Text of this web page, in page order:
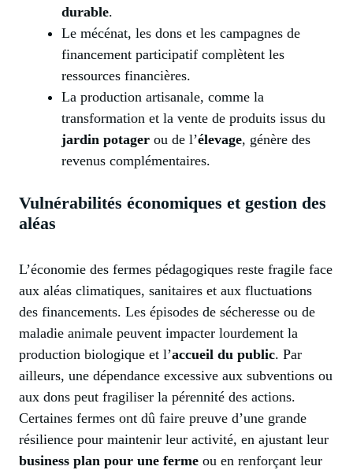
durable.
Le mécénat, les dons et les campagnes de
financement participatif complètent les
ressources financières.
La production artisanale, comme la
transformation et la vente de produits issus du
jardin potager ou de l’élevage, génère des
revenus complémentaires.
Vulnérabilités économiques et gestion des
aléas
L’économie des fermes pédagogiques reste fragile face
aux aléas climatiques, sanitaires et aux fluctuations
des financements. Les épisodes de sécheresse ou de
maladie animale peuvent impacter lourdement la
production biologique et l’accueil du public. Par
ailleurs, une dépendance excessive aux subventions ou
aux dons peut fragiliser la pérennité des actions.
Certaines fermes ont dû faire preuve d’une grande
résilience pour maintenir leur activité, en ajustant leur
business plan pour une ferme ou en renforçant leur